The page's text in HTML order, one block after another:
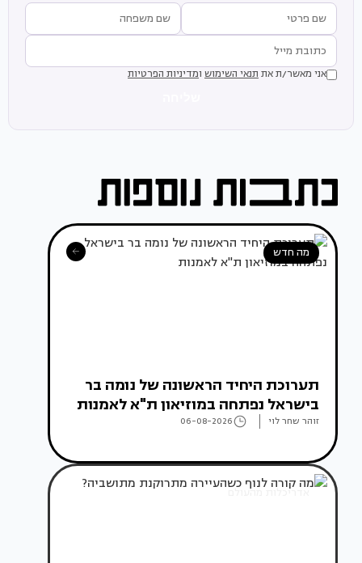
אני מאשר/ת את תנאי השימוש ומדיניות הפרטיות
מה חדש
תערוכת היחיד הראשונה של נומה בר
בישראל נפתחה במוזיאון ת"א לאמנות
זוהר שחר לוי 06-08-2026
אדריכלות מהעולם